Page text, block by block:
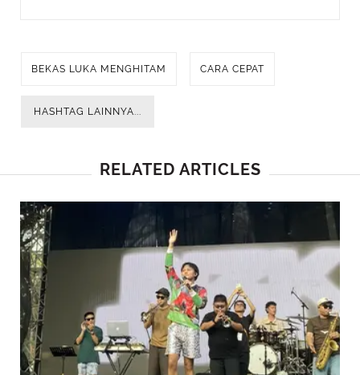
BEKAS LUKA MENGHITAM CARA CEPAT
HASHTAG LAINNYA...
RELATED ARTICLES